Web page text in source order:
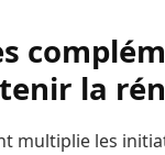
la
multiplie les